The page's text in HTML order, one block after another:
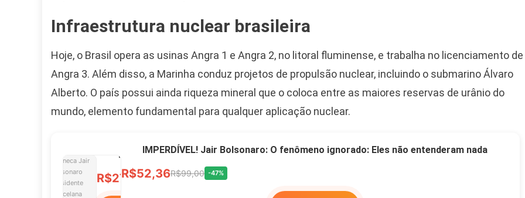
Infraestrutura nuclear brasileira
Hoje, o Brasil opera as usinas Angra 1 e Angra 2, no litoral fluminense, e trabalha no licenciamento de
Angra 3. Além disso, a Marinha conduz projetos de propulsão nuclear, incluindo o submarino Álvaro
Alberto. O país possui ainda riqueza mineral que o coloca entre as maiores reservas de urânio do
mundo, elemento fundamental para qualquer aplicação nuclear.
R$60,00R$99,00 -39%
Ver no MERCADO
LIVRE
Presidente Porcelana
Personalizada
R$27,99R$49,00 -43%
IMPERDÍVEL! Jair Bolsonaro: O fenômeno ignorado: Eles não entenderam nada
R$52,36R$99,00 -47%